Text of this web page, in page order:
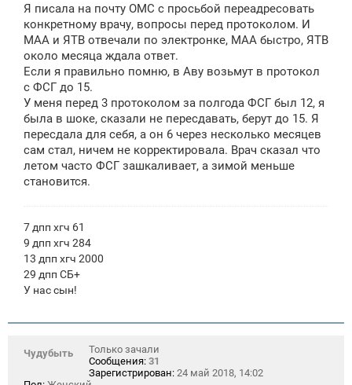
Я писала на почту ОМС с просьбой переадресовать
конкретному врачу, вопросы перед протоколом. И
МАА и ЯТВ отвечали по электронке, МАА быстро, ЯТВ
около месяца ждала ответ.
Если я правильно помню, в Аву возьмут в протокол
с ФСГ до 15.
У меня перед 3 протоколом за полгода ФСГ был 12, я
была в шоке, сказали не пересдавать, берут до 15. Я
пересдала для себя, а он 6 через несколько месяцев
сам стал, ничем не корректировала. Врач сказал что
летом часто ФСГ зашкаливает, а зимой меньше
становится.
7 дпп хгч 61
9 дпп хгч 284
13 дпп хгч 2000
29 дпп СБ+
У нас сын!
Чудубыть
Только зачали
Сообщения: 31
Зарегистрирован: 24 май 2018, 14:02